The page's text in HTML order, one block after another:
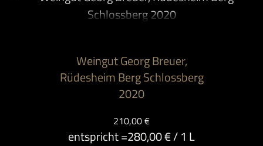
Weingut Georg Breuer,
Rüdesheim Berg Schlossberg
2020
210,00 €
entspricht =280,00 €/ 1 L